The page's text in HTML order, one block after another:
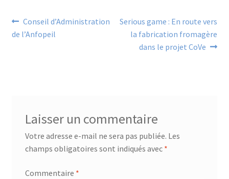
Navigation
de
Article
précédent :
Conseil d’Administration
de l’Anfopeil
Article
suivant :
Serious game : En route vers
la fabrication fromagère
dans le projet CoVe
Laisser un commentaire
Votre adresse e-mail ne sera pas publiée. Les
champs obligatoires sont indiqués avec *
Commentaire *